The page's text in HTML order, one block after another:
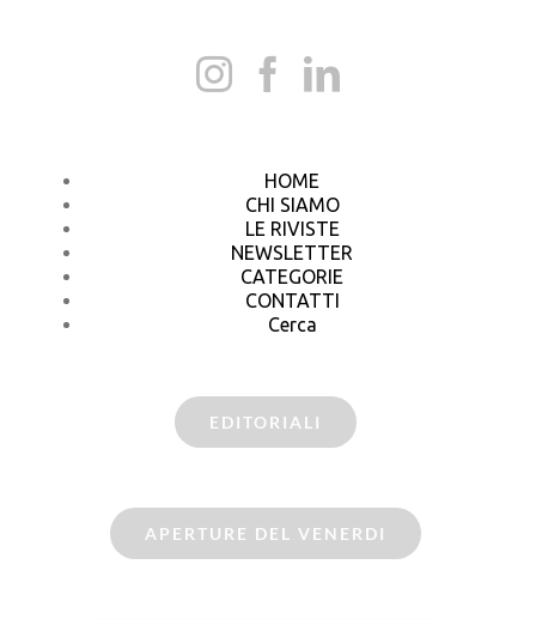
HOME
CHI SIAMO
LE RIVISTE
NEWSLETTER
CATEGORIE
CONTATTI
Cerca
EDITORIALI
APERTURE DEL VENERDI